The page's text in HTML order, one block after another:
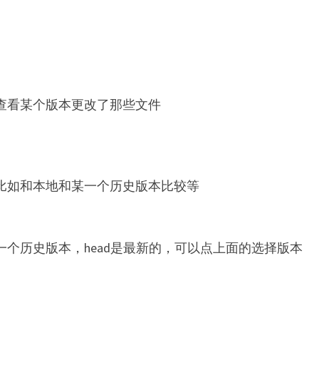
看某个版本更改了那些文件
如和本地和某一个历史版本比较等
历史版本，head是最新的，可以点上面的选择版本